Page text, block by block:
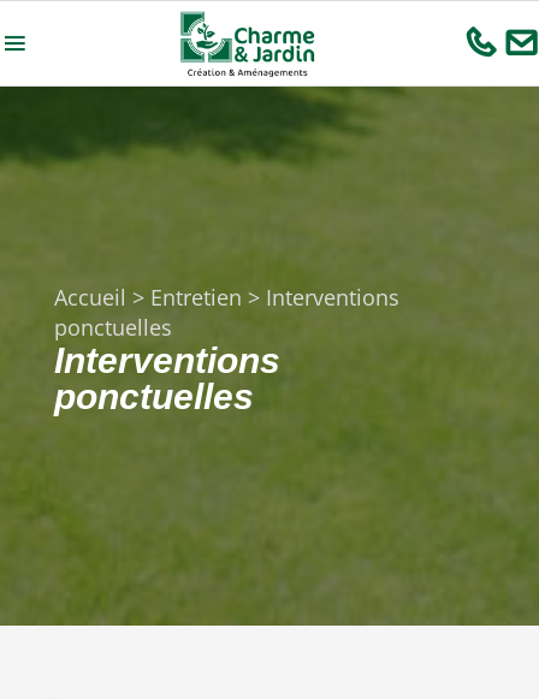
Accueil > Entretien > Interventions
ponctuelles
Interventions
ponctuelles